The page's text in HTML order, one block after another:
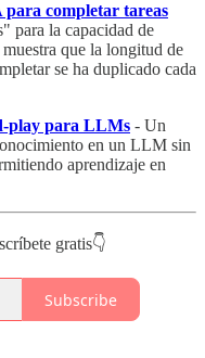
completar tareas
para la capacidad de
que la longitud de
se ha duplicado cada
play para LLMs - Un
en un LLM sin
aprendizaje en
gratis👇
Subscribe